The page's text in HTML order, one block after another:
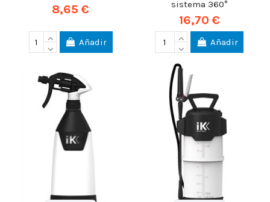
8,65 €
Añadir
sistema 360°
16,70 €
Añadir